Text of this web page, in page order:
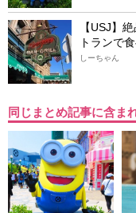
【USJ】
トランで
しーちゃん
同じまとめ記事に含ま